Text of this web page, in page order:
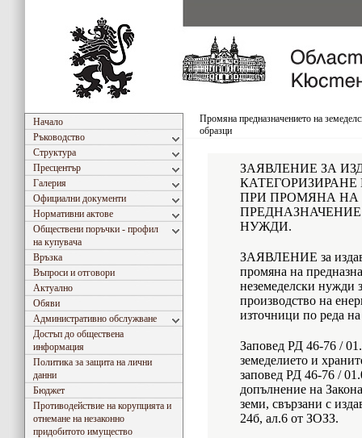
Начало
Ръководство
Структура
Пресцентър
Галерия
Официални документи
Нормативни актове
Обществени поръчки - профил
на купувача
Връзка
Въпроси и отговори
Актуално
Обяви
Административно обслужване
Достъп до обществена
информация
Политика за защита на лични
данни
Бюджет
Противодействие на корупцията и
отнемане на незаконно
придобитото имущество
Промяна предназначението на
образци
ЗАЯВЛЕНИЕ ЗА
ПРИ ПРОМЯНА НА
НУЖДИ.
ЗАЯВЛЕНИЕ за
промяна на
неземеделски нужди
производство на
източници по реда
Заповед РД 46-76 /
земеделието и
заповед РД 46-76 /
допълнение на
земи, свързани с
24б, ал.6 от ЗОЗЗ.